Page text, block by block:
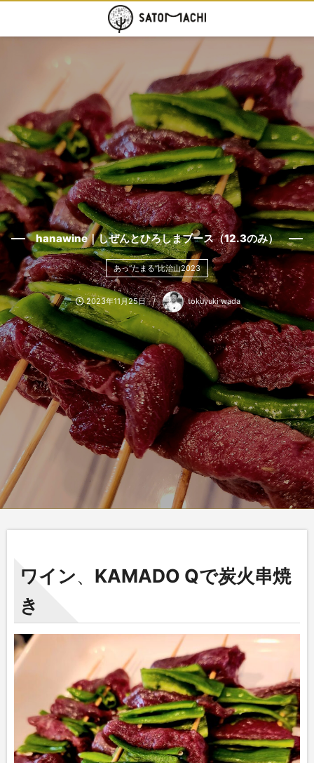
hanawine｜しぜんとひろしまブース（12.3のみ）
あっ“たまる”比治山2023
2023年11月25日 tokuyuki wada
ワイン、 KAMADO Qで炭火串焼
き